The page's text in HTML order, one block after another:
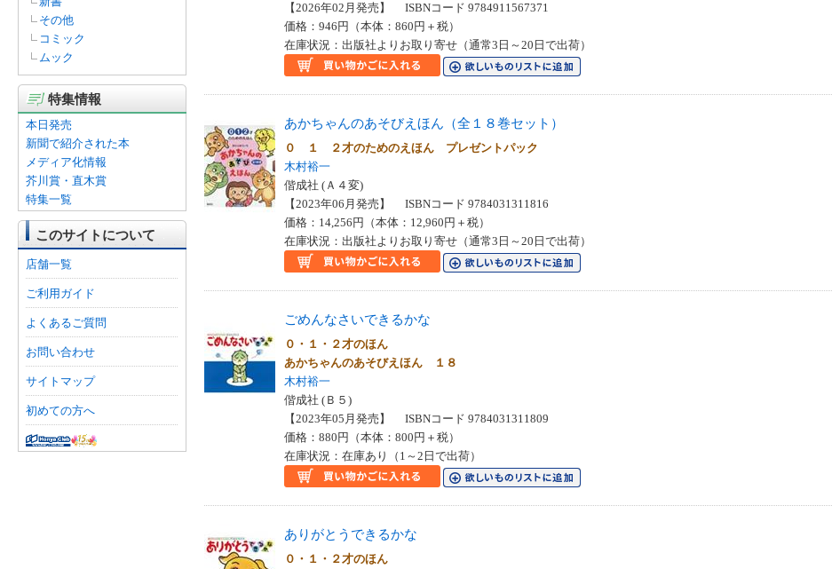
その他
コミック
ムック
特集情報
本日発売
新聞で紹介された本
メディア化情報
芥川賞・直木賞
特集一覧
このサイトについて
店舗一覧
ご利用ガイド
よくあるご質問
お問い合わせ
サイトマップ
初めての方へ
【2026年02月発売】 ISBNコード 9784911567371
価格：946円（本体：860円＋税）
在庫状況：出版社よりお取り寄せ（通常3日～20日で出荷）
あかちゃんのあそびえほん（全１８巻セット）
０ １ ２才のためのえほん プレゼントパック
木村裕一
偕成社 (Ａ４変)
【2023年06月発売】 ISBNコード 9784031311816
価格：14,256円（本体：12,960円＋税）
在庫状況：出版社よりお取り寄せ（通常3日～20日で出荷）
ごめんなさいできるかな
０・１・２才のほん
あかちゃんのあそびえほん １８
木村裕一
偕成社 (Ｂ５)
【2023年05月発売】 ISBNコード 9784031311809
価格：880円（本体：800円＋税）
在庫状況：在庫あり（1～2日で出荷）
ありがとうできるかな
０・１・２才のほん